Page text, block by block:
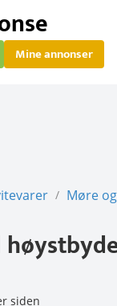
Mine annonser
/ Møre
siden